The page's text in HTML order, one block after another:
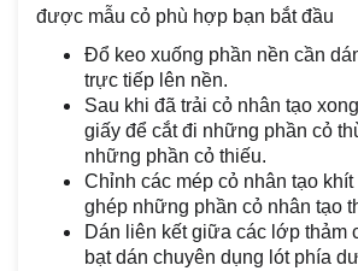
được mẫu cỏ phù hợp bạn bắt đầu
Đổ keo xuống phần nền cần
trực tiếp lên nền.
Sau khi đã trải cỏ nhân tạo
giấy để cắt đi những phần cỏ
những phần cỏ thiếu.
Chỉnh các mép cỏ nhân tạo khít
ghép những phần cỏ nhân tạo
Dán liên kết giữa các lớp thảm
bạt dán chuyên dụng lót phía